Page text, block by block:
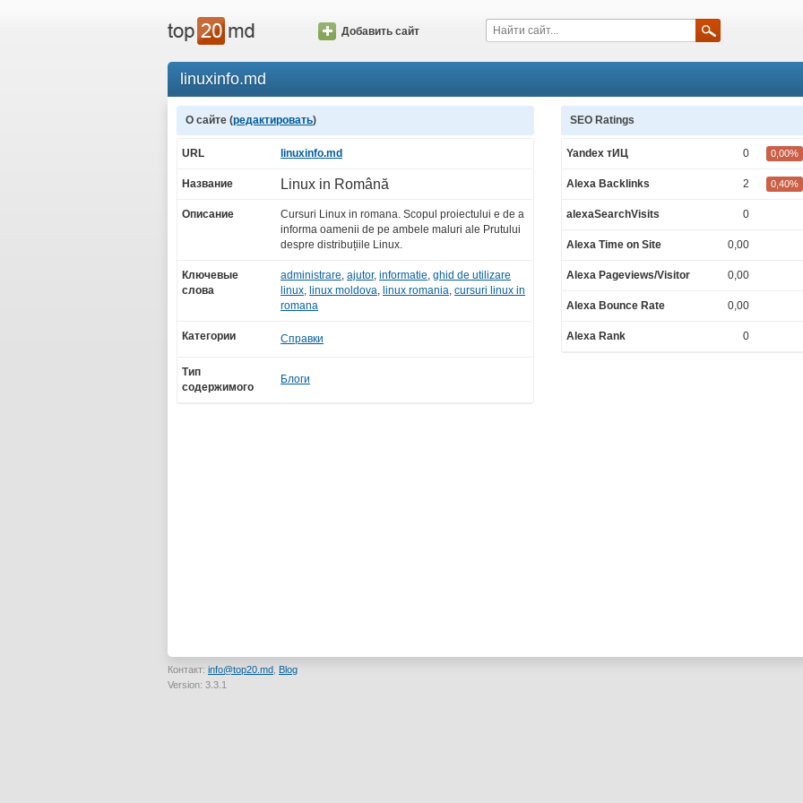
Добавить сайт
linuxinfo.md
О сайте (редактировать)
URL linuxinfo.md
Название Linux in Română
Описание
Cursuri Linux in romana. Scopul proiectului e de a
informa oamenii de pe ambele maluri ale Prutului
despre distribuțiile Linux.
Ключевые
слова
administrare, ajutor, informatie, ghid de utilizare
linux, linux moldova, linux romania, cursuri linux in
romana
Категории Справки
Тип
содержимого
Блоги
SEO Ratings
Yandex тИЦ 0 0,00%
Alexa Backlinks 2 0,40%
alexaSearchVisits 0
Alexa Time on Site 0,00
Alexa Pageviews/Visitor 0,00
Alexa Bounce Rate 0,00
Alexa Rank 0
Контакт: info@top20.md Blog
Version: 3.3.1